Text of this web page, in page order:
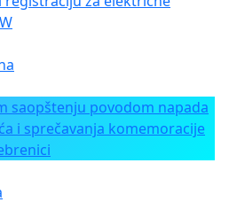
КАО И ДА СА ДИРЕКЦИЈОМ
ЗЕМЉИШТЕ
ЗА
КОЈИ СУ НАДЛЕЖНИ ЗА
– ДОПРИНЕСЕ
ЗА СТОТИНЕ БЕЗБРИЖНИХ
saopštenju povodom napada
i sprečavanja komemoracije